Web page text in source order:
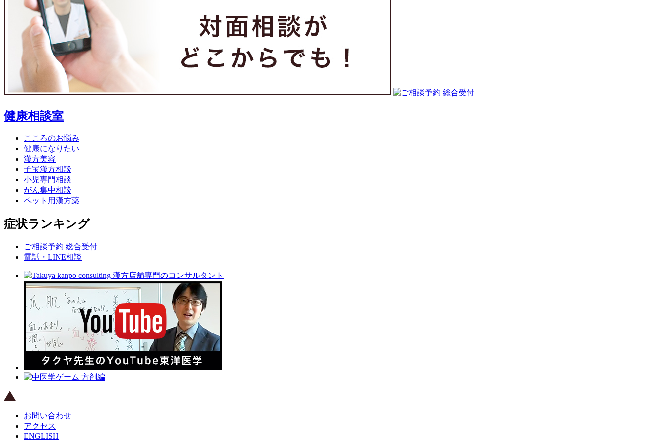
健康相談室
こころのお悩み
健康になりたい
漢方美容
子宝漢方相談
小児専門相談
がん集中相談
ペット用漢方薬
症状ランキング
ご相談予約 総合受付
電話・LINE相談
お問い合わせ
アクセス
ENGLISH